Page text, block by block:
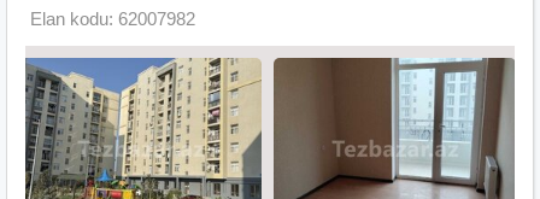
Elan kodu: 62007982